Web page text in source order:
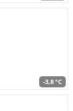
-3,8 °C